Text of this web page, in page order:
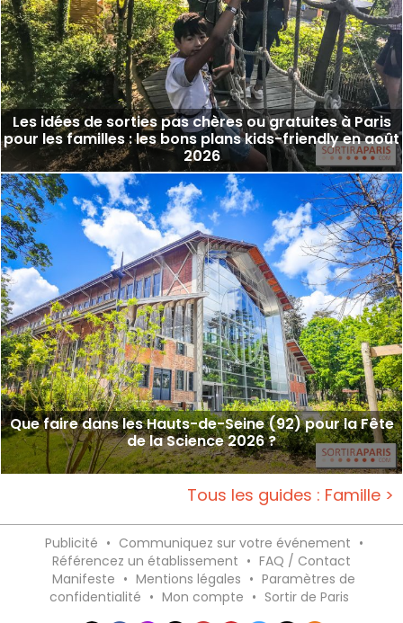
Les idées de sorties pas chères ou gratuites à Paris
pour les familles : les bons plans kids-friendly en août
2026
Que faire dans les Hauts-de-Seine (92) pour la Fête
de la Science 2026 ?
Tous les guides : Famille >
Publicité • Communiquez sur votre événement •
Référencez un établissement • FAQ / Contact
Manifeste • Mentions légales • Paramètres de
confidentialité • Mon compte • Sortir de Paris